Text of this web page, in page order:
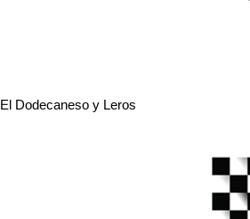
El Dodecaneso y Leros